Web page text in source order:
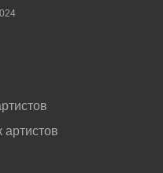
артистов